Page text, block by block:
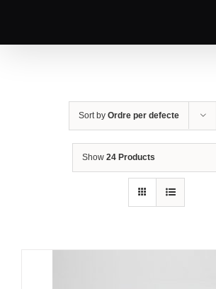
Sort by Ordre per defecte
Show 24 Products